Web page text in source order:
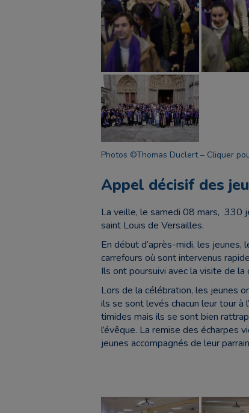
Photos ©Thomas Duclert – Cliquer
Appel décisif des
La veille, le samedi 08 mars, 330
saint Louis de Versailles.
En début d’après-midi, les
carrefours où sont intervenus
Ils ont poursuivi avec la visite de la
Lors de la célébration, les jeunes
ils se sont levés chacun leur tour à
timides mais ils se sont bien
l’évêque. La remise des
jeunes accompagnés de leur